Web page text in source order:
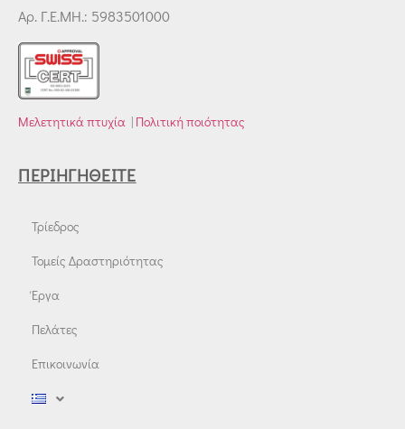
Αρ. Γ.Ε.ΜΗ.: 5983501000
Μελετητικά πτυχία | Πολιτική ποιότητας
ΠΕΡΙΗΓΗΘΕΊΤΕ
Τρίεδρος
Τομείς Δραστηριότητας
Έργα
Πελάτες
Επικοινωνία